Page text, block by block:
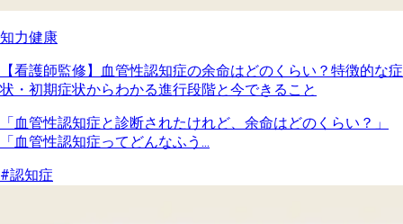
知力健康
【看護師監修】血管性認知症の余命はどのくらい？特徴的な症
状・初期症状からわかる進行段階と今できること
「血管性認知症と診断されたけれど、余命はどのくらい？」
「血管性認知症ってどんなふう...
#認知症